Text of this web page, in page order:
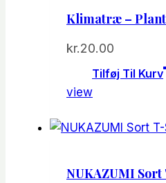
Klimatræ –
kr.20.00
Tilføj Til Kurv
view
NUKAZUMI